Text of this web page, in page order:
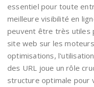
essentiel pour toute
meilleure visibilité en
peuvent être très utiles
site web sur les
optimisations,
des URL joue un rôle
structure optimale pour